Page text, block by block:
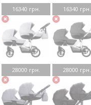
16340 грн. 16340 грн.
28000 грн. 28000 грн.